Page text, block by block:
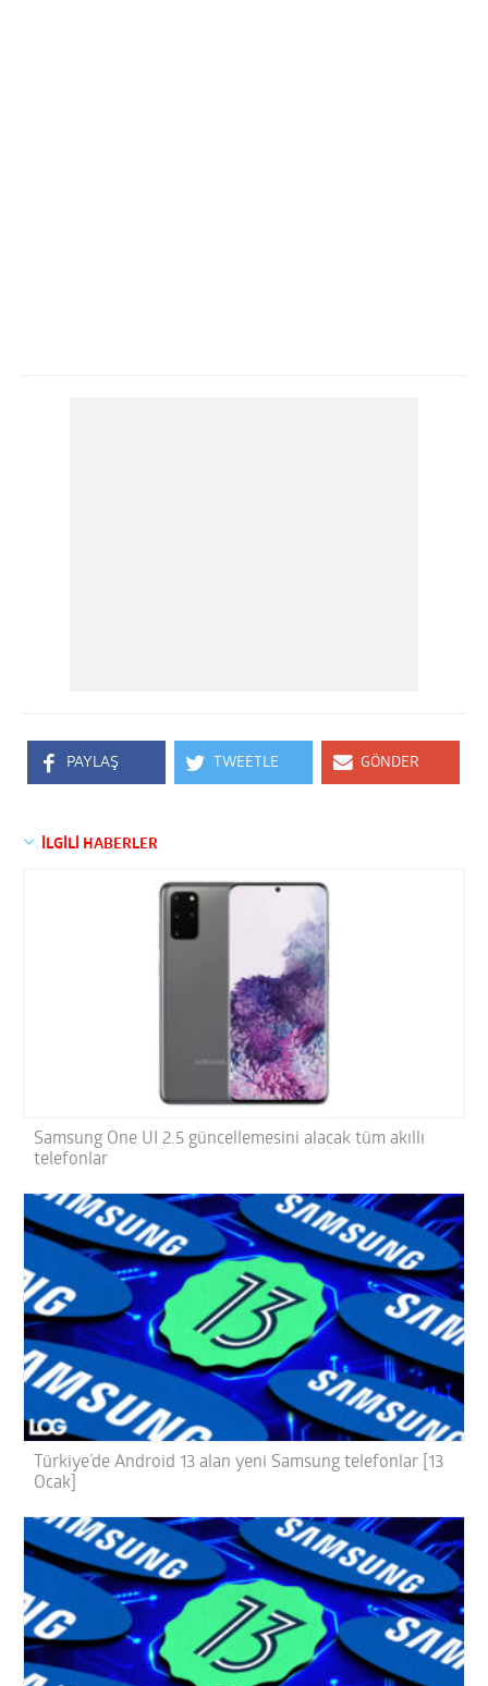
PAYLAŞ TWEETLE GÖNDER
İLGİLİ HABERLER
Samsung One UI 2.5 güncellemesini alacak tüm akıllı
telefonlar
Türkiye’de Android 13 alan yeni Samsung telefonlar [13
Ocak]